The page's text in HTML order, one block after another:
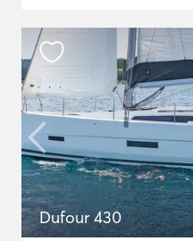
Dufour 430